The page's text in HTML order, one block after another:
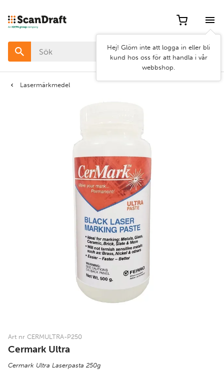
Hej! Glöm inte att logga in eller bli
kund hos oss för att handla i vår
webbshop.
Lasermärkmedel
Art nr CERMULTRA-P250
Cermark Ultra
Cermark Ultra Laserpasta 250g
Filter
Färg